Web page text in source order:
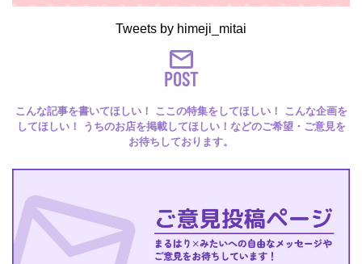
Tweets by himeji_mitai
POST
こんな記事を書いてほしい！ ここの特集をしてほしい！ こんな企画を
してほしい！ うちのお店を掲載してほしい！などのご希望・ご意見を
お待ちしております。